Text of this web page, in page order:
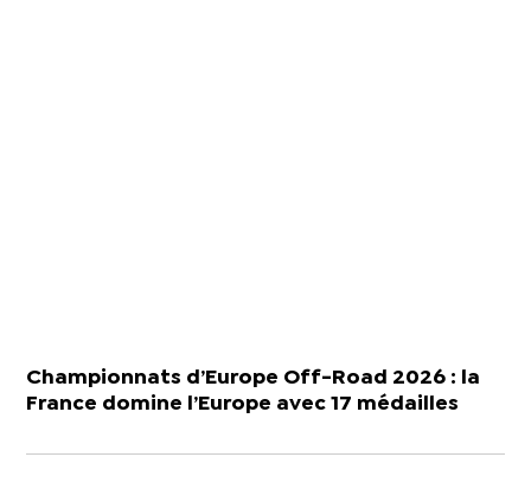
Championnats d’Europe Off-Road 2026 : la
France domine l’Europe avec 17 médailles